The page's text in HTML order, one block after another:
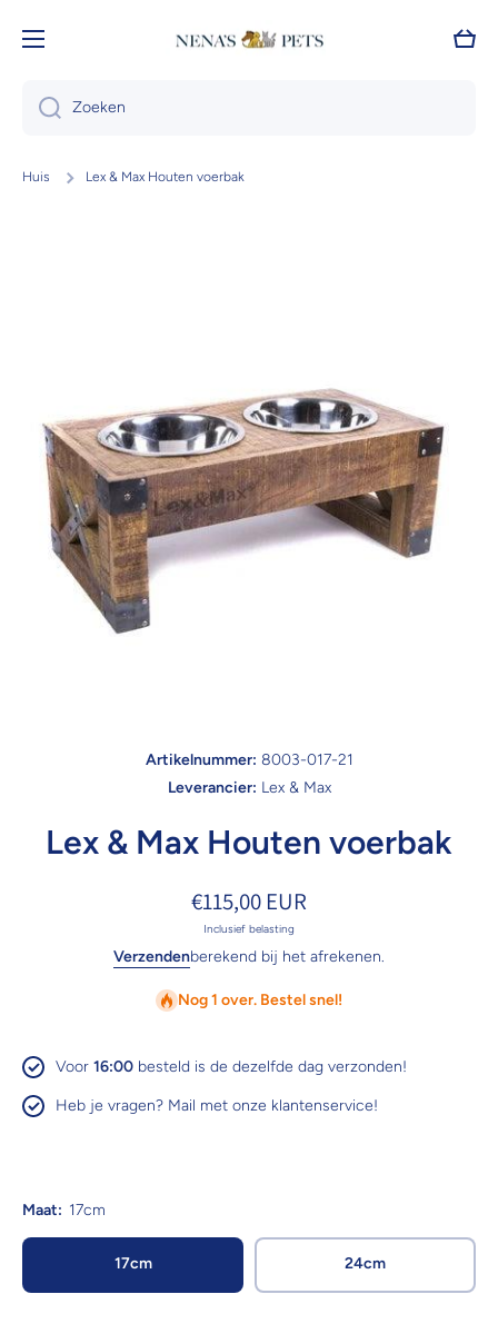
Doorgaan naar artikel
Zoeken
Huis Lex & Max Houten voerbak
Artikelnummer: 8003-017-21
Leverancier: Lex & Max
Lex & Max Houten voerbak
€115,00 EUR
Inclusief belasting
Verzendenberekend bij het afrekenen.
Nog 1 over. Bestel snel!
Voor 16:00 besteld is de dezelfde dag verzonden!
Heb je vragen? Mail met onze klantenservice!
Maat: 17cm
17cm 24cm